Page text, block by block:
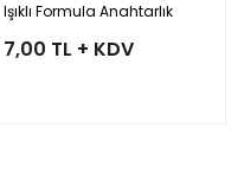
Işıklı Formula Anahtarlık
7,00 TL + KDV